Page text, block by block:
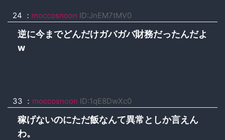
24 ： moccosnoon ID:JnEM7tMV0
逆に今までどんだけガバガバ財務だったんだよ
w
33 ： moccosnoon ID:1qE8DwXc0
稼げないのにただ飯なんて異常としか言えん
わ。